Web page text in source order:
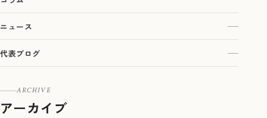
ニュース
代表ブログ
ARCHIVE
アーカイブ